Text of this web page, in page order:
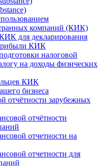
компаний (КИК)
для декларирования
КИК
налоговой
на доходы физических
КИК
бизнеса
отчётности зарубежных
отчётности
отчетности на
отчетности для